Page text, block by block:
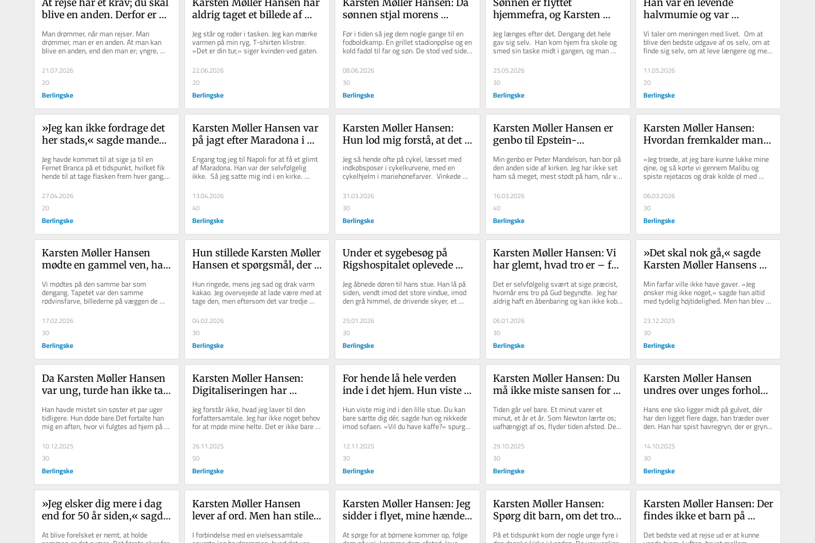
blive en anden. Derfor er
kender hjemmefra
Man drømmer, når man rejser. Man
drømmer, man er en anden. At man kan
blive en anden, end den man er; yngre,
modigere, mere gylden.  Det er det,...
21.07.2026
20
Berlingske
aldrig taget et billede af
noget med en app, får jeg
straks hovedpine«
Jeg står og roder i tasken. Jeg kan mærke
varmen på min ryg, T-shirten klistrer.
»Det er din tur,« siger kvinden ved gaten.
22.06.2026
20
Berlingske
sønnen stjal morens
ham ud for sidste gang
Før i tiden så jeg dem nogle gange til en
fodboldkamp. En grillet stadionpølse og en
kold fadøl til far og søn. De stod ved siden
af hinanden, og...
08.06.2026
30
Berlingske
hjemmefra, og Karsten
hans hovedpude: Børnene
var altid deres egne
Jeg længes efter det. Dengang det hele
gav sig selv.  Han kom hjem fra skole og
smed sin taske midt i gangen, og man
kunne finde hans sko under alle...
25.05.2026
30
Berlingske
halvmumie og var
han viste mig, at alt godt
starter med
Vi taler om meningen med livet.  Om at
blive den bedste udgave af os selv, om at
finde sig selv, om at leve længere og mere
intenst, om at sove...
11.05.2026
20
Berlingske
»Jeg kan ikke fordrage det
her stads,« sagde manden
ikke lade være med at grine
Jeg havde kommet til at sige ja til en
Fernet Branca på et tidspunkt, hvilket fik
hende til at tage flasken frem hver gang,
jeg besøgte hende. Det...
27.04.2026
20
Berlingske
Karsten Møller Hansen var
på jagt efter Maradona i
lektion, som han ikke har
glemt
Engang tog jeg til Napoli for at få et glimt
af Maradona. Han var der selvfølgelig
ikke.  Så jeg satte mig ind i en kirke.
Mener, det var...
13.04.2026
40
Berlingske
Karsten Møller Hansen:
Hun lod mig forstå, at det
på. Det var alt det, hun ikke
længere kunne
Jeg så hende ofte på cykel, læsset med
indkøbsposer i cykelkurvene, med en
cykelhjelm i mariehønefarver.  Vinkede
man til hende, opdagede hun...
31.03.2026
30
Berlingske
Karsten Møller Hansen er
genbo til Epstein-
Han har barrikaderet sig
med gardinerne trukket for
Min genbo er Peter Mandelson, han bor på
den anden side af kirken. Jeg har ikke set
ham så meget, mest stødt på ham, når vi
begge har luftet...
16.03.2026
40
Berlingske
Karsten Møller Hansen:
Hvordan fremkalder man
fylder alt?
»Jeg troede, at jeg bare kunne lukke mine
øjne, og så kørte vi gennem Malibu og
spiste rejetacos og drak kolde øl med
vores fødder i sandet.«
06.03.2026
30
Berlingske
Karsten Møller Hansen
mødte en gammel ven, han
måtte han gøre sig en
smertende erkendelse
Vi mødtes på den samme bar som
dengang. Tapetet var den samme
rødvinsfarve, billederne på væggen de
samme, den samme lugt, tiden dér stod...
17.02.2026
30
Berlingske
Hun stillede Karsten Møller
Hansen et spørgsmål, der
angsten over
Hun ringede, mens jeg sad og drak varm
kakao. Jeg overvejede at lade være med at
tage den, men eftersom det var tredje
eller fjerde gang, hun...
04.02.2026
30
Berlingske
Under et sygebesøg på
Rigshospitalet oplevede
verden udenfor forsvinde.
Det var som i en kirke
Jeg åbnede døren til hans stue. Han lå på
siden, vendt imod det store vindue, imod
den grå himmel, de drivende skyer, et
svagt skær fra solen et...
25.01.2026
30
Berlingske
Karsten Møller Hansen: Vi
har glemt, hvad tro er – for
»selvoptaget projekt«
Det er selvfølgelig svært at sige præcist,
hvornår ens tro på Gud begyndte.  Jeg har
aldrig haft en åbenbaring og kan ikke koble
min tro med en...
06.01.2026
30
Berlingske
»Det skal nok gå,« sagde
Karsten Møller Hansens
han alle til at forkaste
fortællingerne om
Min farfar ville ikke have gaver. »Jeg
ønsker mig ikke noget,« sagde han altid
med tydelig højtidelighed. Men han blev
alligevel skuffet, hvis han...
23.12.2025
30
Berlingske
Da Karsten Møller Hansen
var ung, turde han ikke tale
ændrede alt
Han havde mistet sin søster et par uger
tidligere. Hun døde bare.Det fortalte han
mig en aften, hvor vi fulgtes ad hjem på
cykel fra en julefrokost...
10.12.2025
30
Berlingske
Karsten Møller Hansen:
Digitaliseringen har
modbevægelse er i gang
Jeg forstår ikke, hvad jeg laver til den
forfattersamtale. Jeg har ikke noget behov
for at møde mine helte. Det er ikke bare
det, at de sikkert...
26.11.2025
50
Berlingske
For hende lå hele verden
inde i det hjem. Hun viste
Hun viste mig ind i den lille stue. Du kan
bare sætte dig dér, sagde hun og nikkede
imod sofaen. »Vil du have kaffe?« spurgte
12.11.2025
30
Berlingske
Karsten Møller Hansen: Du
må ikke miste sansen for
underlægges du tidens
strømninger
Tiden går vel bare. Et minut varer et
minut, et år et år. Som Newton lærte os;
uafhængigt af os, flyder tiden afsted. Det
var kirkefaderen...
29.10.2025
30
Berlingske
Karsten Møller Hansen
undres over unges forhold
lært ham noget: »Vi taler
om Gud på vej til
Hans ene sko ligger midt på gulvet, dér
har den ligget flere dage, han træder over
den. Han har spist havregryn, der er gryn
på bordet, mælk på...
14.10.2025
30
Berlingske
»Jeg elsker dig mere i dag
end for 50 år siden,« sagde
tale. Jeg måtte kigge ned i
At blive forelsket er nemt, at holde
Karsten Møller Hansen
lever af ord. Men han stiler
at sige«
I forbindelse med en vielsessamtale
Karsten Møller Hansen: Jeg
sidder i flyet, mine hænder
hvordan man holder ferie?
At sørge for at børnene kommer op, følge
Karsten Møller Hansen:
Spørg dit barn, om det tror
overrasket over svaret
På et tidspunkt kom der nogle unge fyre i
Karsten Møller Hansen: Der
findes ikke et barn på
ud af, at deres forældre
Det bedste ved at rejse ud er at kunne